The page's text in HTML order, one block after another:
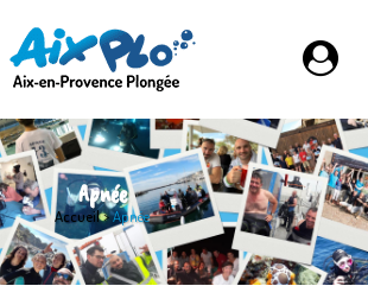
Apnée
Accueil>Apnée